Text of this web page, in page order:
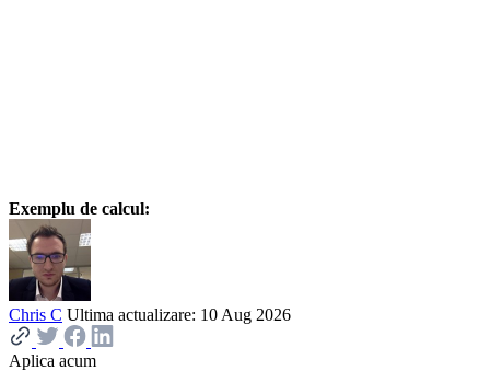
Exemplu de calcul:
Chris C Ultima actualizare: 10 Aug 2026
Aplica acum